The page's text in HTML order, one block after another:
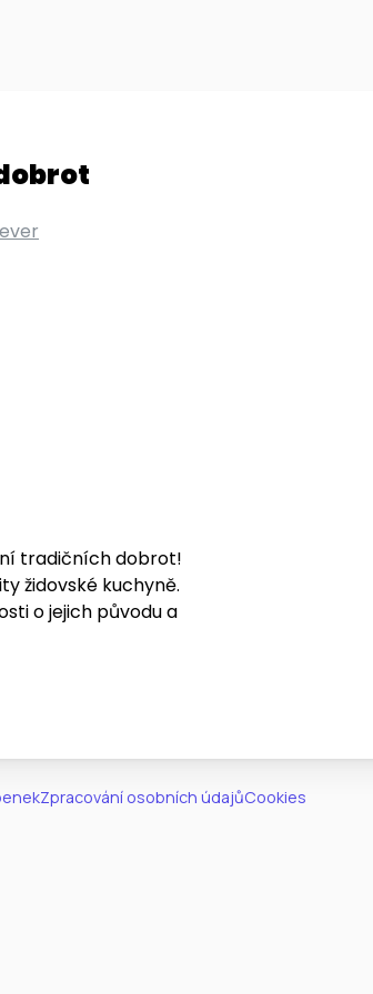
tradičních dobrot!
židovské kuchyně.
o jejich původu a
Zpracování osobních údajůCookies